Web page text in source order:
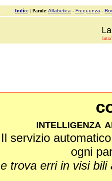
Indice| Parole: Alfabetica - Frequenza -
intelligenza
Il servizio
ogni
e trova erri in visi